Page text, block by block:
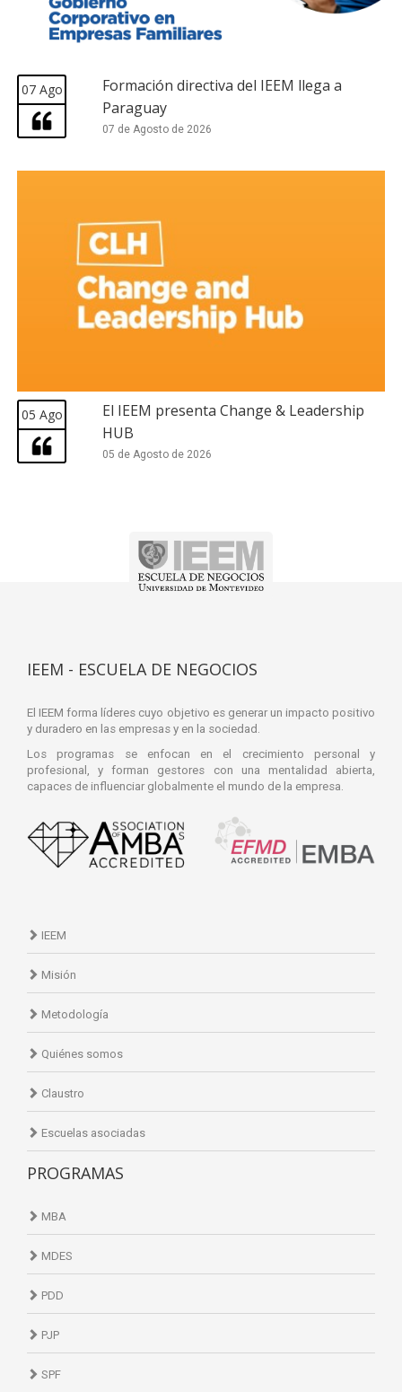
07 Ago
Formación directiva del IEEM llega a
Paraguay
07 de Agosto de 2026
05 Ago
El IEEM presenta Change & Leadership
HUB
05 de Agosto de 2026
IEEM - ESCUELA DE NEGOCIOS
El IEEM forma líderes cuyo objetivo es generar un impacto positivo
y duradero en las empresas y en la sociedad.
Los programas se enfocan en el crecimiento personal y
profesional, y forman gestores con una mentalidad abierta,
capaces de influenciar globalmente el mundo de la empresa.
IEEM
Misión
Metodología
Quiénes somos
Claustro
Escuelas asociadas
PROGRAMAS
MBA
MDES
PDD
PJP
SPF